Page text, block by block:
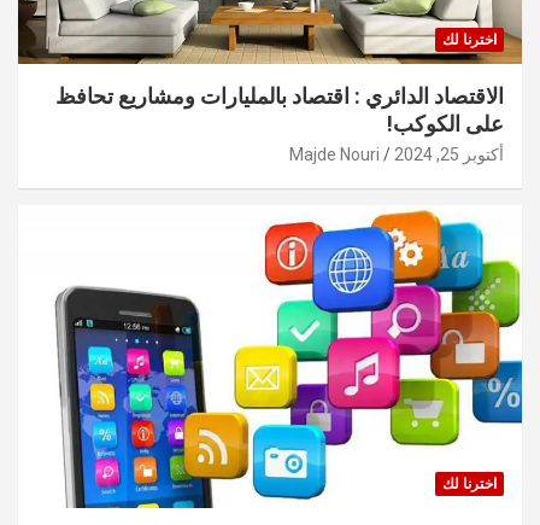
اخترنا لك
الاقتصاد الدائري : اقتصاد بالمليارات ومشاريع تحافظ
على الكوكب!
أكتوبر 25, 2024 Majde Nouri
اخترنا لك